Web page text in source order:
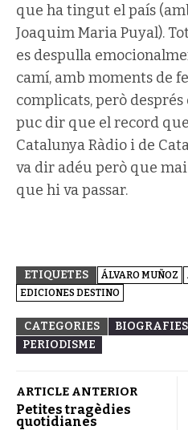
que ha tingut el país
Joaquim Maria Puyal).
es despulla
camí, amb moments de
complicats, però
puc dir que el record
Catalunya Ràdio i de
va dir adéu però que
que hi va passar.
ETIQUETES ÁLVARO MUÑOZ
EDICIONES DESTINO
CATEGORIES
PERIODISME
ARTICLE ANTERIOR
Petites tragèdies
quotidianes